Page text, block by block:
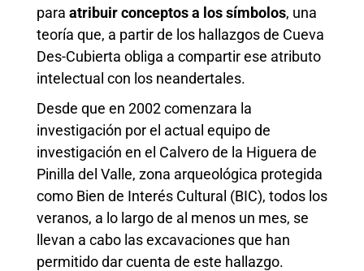
para atribuir conceptos a los símbolos, una
teoría que, a partir de los hallazgos de Cueva
Des-Cubierta obliga a compartir ese atributo
intelectual con los neandertales.
Desde que en 2002 comenzara la
investigación por el actual equipo de
investigación en el Calvero de la Higuera de
Pinilla del Valle, zona arqueológica protegida
como Bien de Interés Cultural (BIC), todos los
veranos, a lo largo de al menos un mes, se
llevan a cabo las excavaciones que han
permitido dar cuenta de este hallazgo.